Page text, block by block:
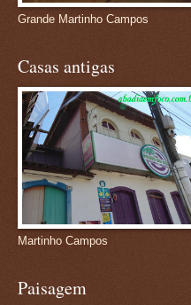
Grande Martinho Campos
Casas antigas
Martinho Campos
Paisagem